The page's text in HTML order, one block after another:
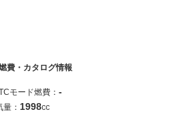
費・カタログ情報
モード燃費： -
量： 1998cc